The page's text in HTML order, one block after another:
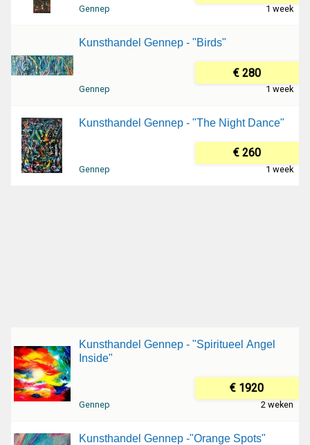
Gennep 1 week
Kunsthandel Gennep - "Birds"
€ 280
Gennep 1 week
Kunsthandel Gennep - "The Night Dance"
€ 260
Gennep 1 week
Kunsthandel Gennep - "Spiritueel Angel
Inside"
€ 1920
Gennep 2 weken
Kunsthandel Gennep -"Orange Spots"